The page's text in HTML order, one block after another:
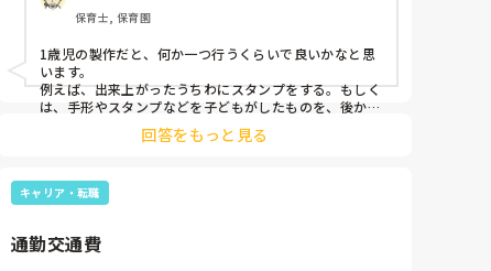
保育士, 保育園
1歳児の製作だと、何か一つ行うくらいで良いかなと思
います。
例えば、出来上がったうちわにスタンプをする。もしく
は、手形やスタンプなどを子どもがしたものを、後から
うちわの形に切る。1歳児なんて集中できないです。興
味を持って来てくれただけで十分です。
お部屋では、ビニールシートを敷いて、片栗粉粘土、寒
天や春雨遊び、氷遊び、など間食遊びをたくさん行って
ホールに行っているクラスにお邪魔するのも良いかなと
回答をもっと見る
キャリア・転職
通勤交通費